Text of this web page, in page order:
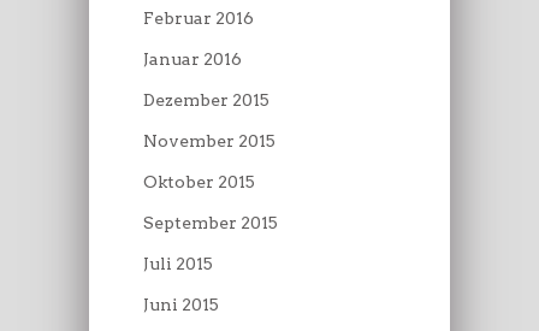
Februar 2016
Januar 2016
Dezember 2015
November 2015
Oktober 2015
September 2015
Juli 2015
Juni 2015